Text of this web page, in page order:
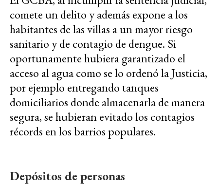
comete un delito y además expone a los
habitantes de las villas a un mayor riesgo
sanitario y de contagio de dengue. Si
oportunamente hubiera garantizado el
acceso al agua como se lo ordenó la Justicia,
por ejemplo entregando tanques
domiciliarios donde almacenarla de manera
segura, se hubieran evitado los contagios
récords en los barrios populares.
Depósitos de personas